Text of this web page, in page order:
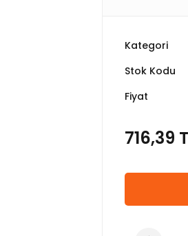
Kategori
Stok Kodu
Fiyat
716,39